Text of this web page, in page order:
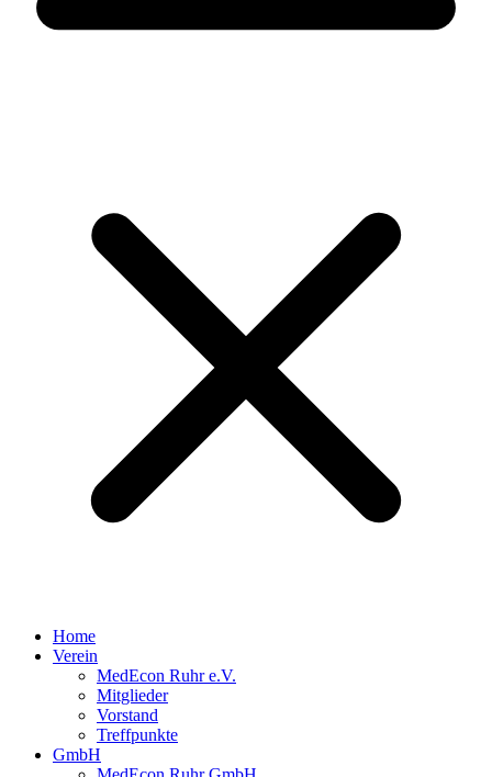
Home
Verein
MedEcon Ruhr e.V.
Mitglieder
Vorstand
Treffpunkte
GmbH